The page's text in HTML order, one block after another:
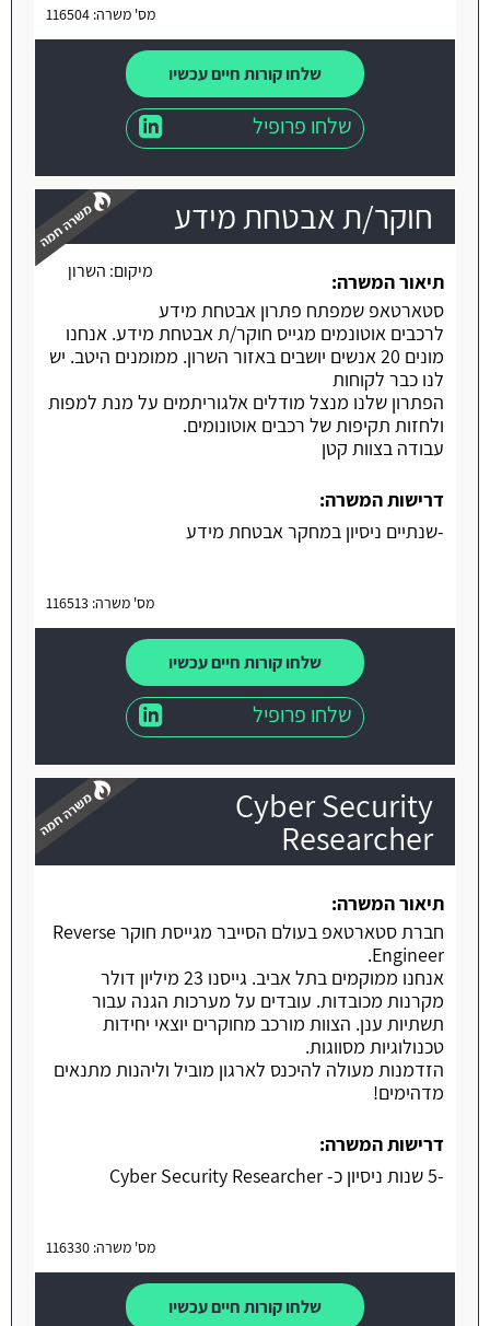
מס' משרה: 116504
שלחו קורות חיים עכשיו
שלחו פרופיל
חוקר/ת אבטחת מידע
מיקום: השרון
תיאור המשרה:
סטארטאפ שמפתח פתרון אבטחת מידע
לרכבים אוטונמים מגייס חוקר/ת אבטחת מידע. אנחנו
מונים 20 אנשים יושבים באזור השרון. ממומנים היטב. יש
לנו כבר לקוחות
הפתרון שלנו מנצל מודלים אלגוריתמים על מנת למפות
ולחזות תקיפות של רכבים אוטונומים.
עבודה בצוות קטן
דרישות המשרה:
-שנתיים ניסיון במחקר אבטחת מידע
מס' משרה: 116513
שלחו קורות חיים עכשיו
שלחו פרופיל
Cyber Security
Researcher
תיאור המשרה:
חברת סטארטאפ בעולם הסייבר מגייסת חוקר Reverse
Engineer.
אנחנו ממוקמים בתל אביב. גייסנו 23 מיליון דולר
מקרנות מכובדות. עובדים על מערכות הגנה עבור
תשתיות ענן. הצוות מורכב מחוקרים יוצאי יחידות
טכנולוגיות מסווגות.
הזדמנות מעולה להיכנס לארגון מוביל וליהנות מתנאים
מדהימים!
דרישות המשרה:
-5 שנות ניסיון כ- Cyber Security Researcher
מס' משרה: 116330
שלחו קורות חיים עכשיו